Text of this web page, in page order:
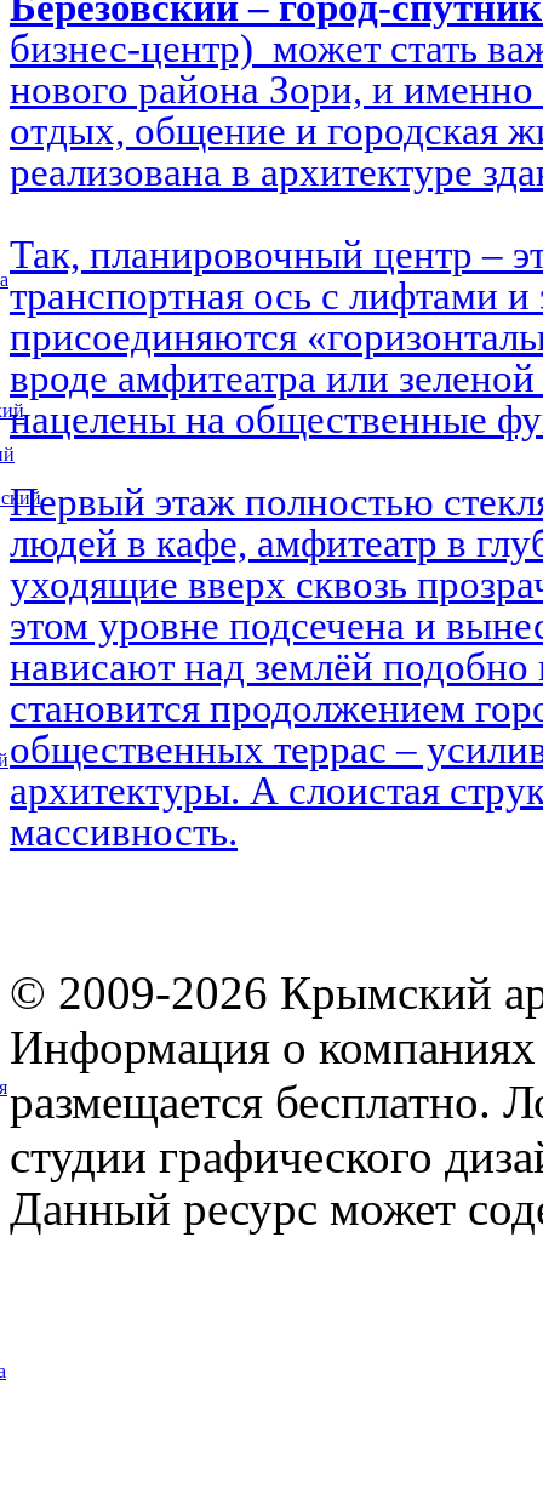
бизнес-центр) может стать
нового района Зори, и именно
отдых, общение и городская
реализована в архитектуре
Так, планировочный центр –
транспортная ось с лифтами и
присоединяются
вроде амфитеатра или
нацелены на общественные
Первый этаж полностью
людей в кафе, амфитеатр в
уходящие вверх сквозь
этом уровне подсечена и
нависают над землёй
становится продолжением
общественных террас –
архитектуры. А слоистая
массивность.
© 2009-2026 Крымский
Информация о компаниях
размещается бесплатно.
студии графического
Данный ресурс может